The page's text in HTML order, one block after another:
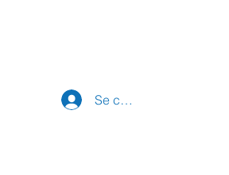
Se connecter